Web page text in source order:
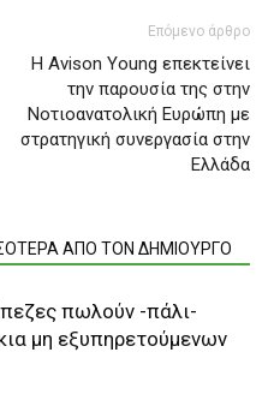
Επόμενο άρθρο
Η Avison Young επεκτείνει
την παρουσία της στην
Νοτιοανατολική Ευρώπη με
στρατηγική συνεργασία στην
Ελλάδα
ΑΠΟ ΤΟΝ ΔΗΜΙΟΥΡΓΟ
πωλούν -πάλι-
μη εξυπηρετούμενων